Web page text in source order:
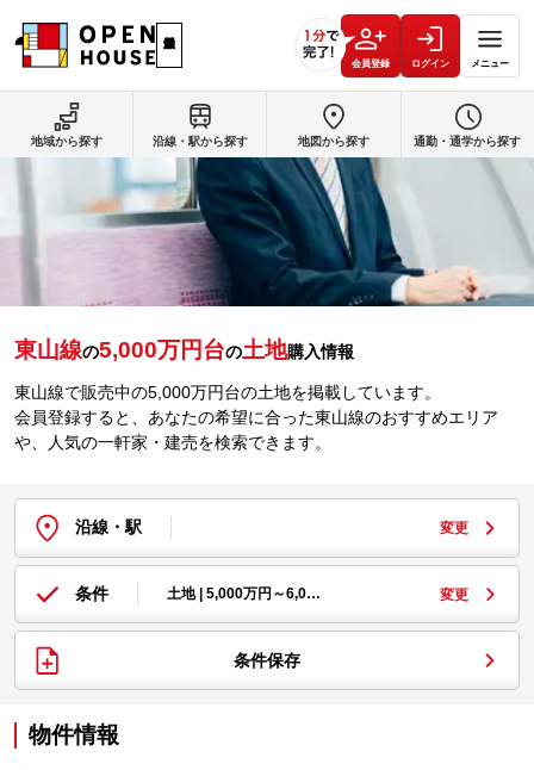
会員登録 ログイン メニュー
東山線の5,000万円台の土地購入情報
東山線で販売中の5,000万円台の土地を掲載しています。
会員登録すると、あなたの希望に合った東山線のおすすめエリア
や、人気の一軒家・建売を検索できます。
沿線・駅 変更
条件 土地 | 5,000万円～6,0… 変更
条件保存
物件情報
地域から探す 沿線・駅から探す 地図から探す 通勤・通学から探す